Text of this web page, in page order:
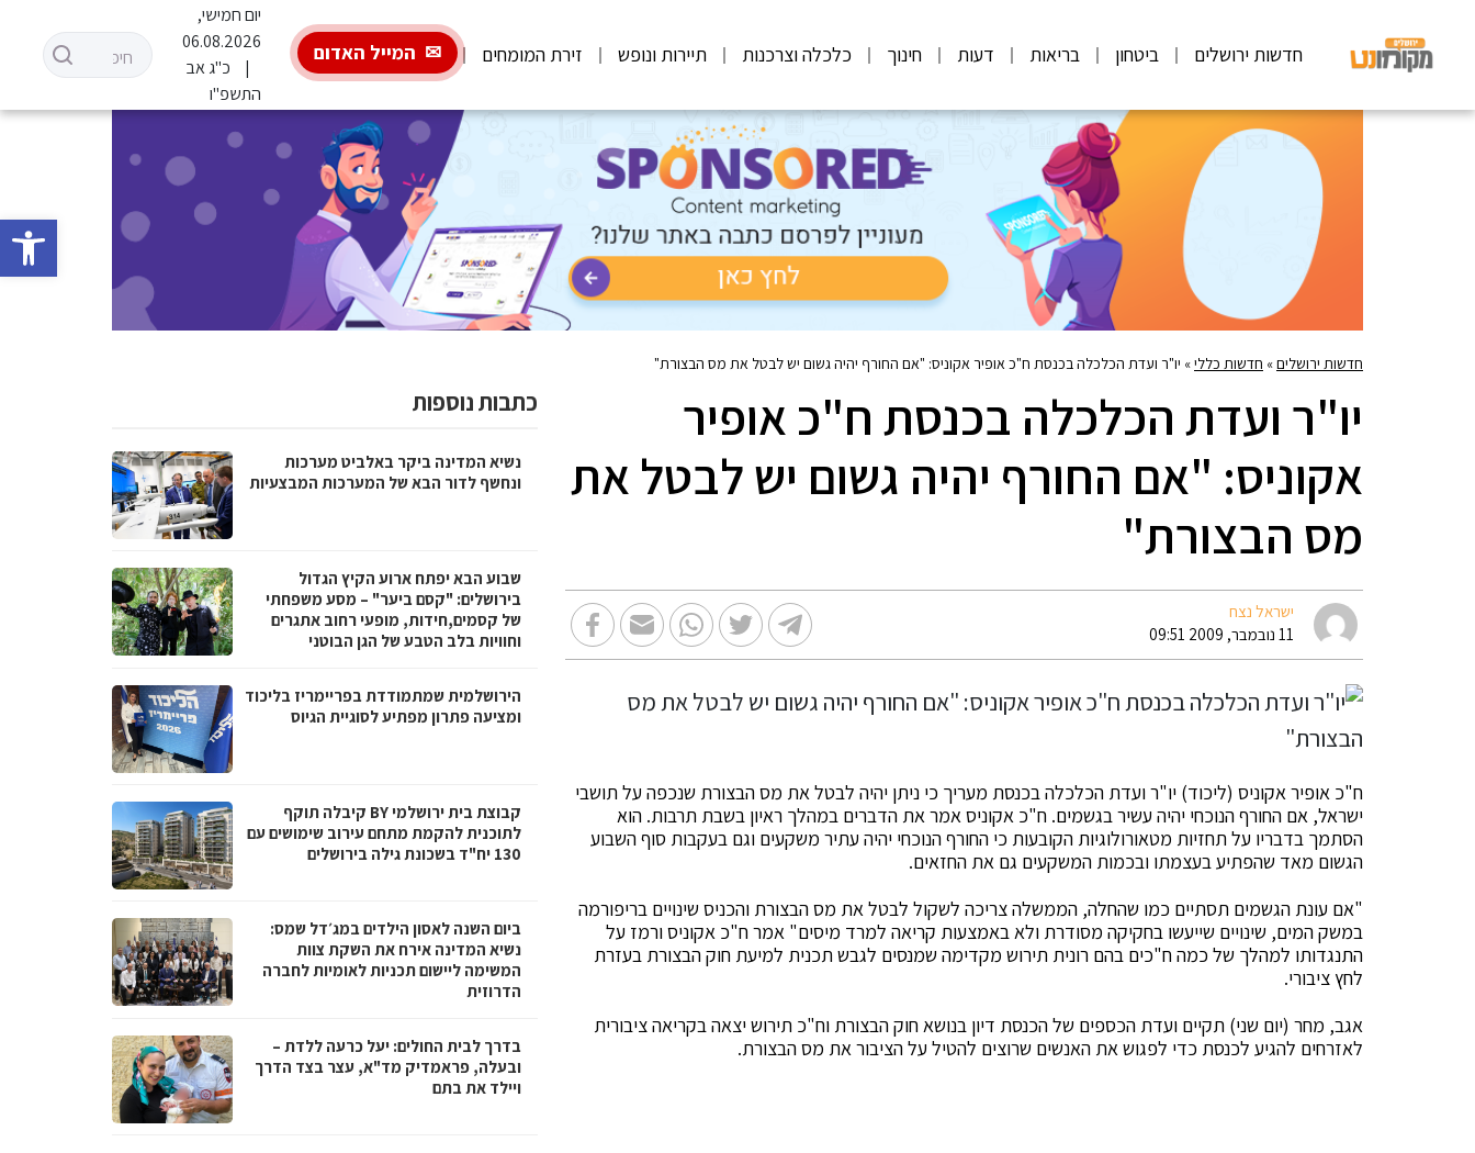
פתח
חדשות ירושלים ביטחון בריאות דעות חינוך כלכלה וצרכנות תיירות ונופש זירת המומחים המייל האדום
יום חמישי,
06.08.2026
כ"ג אב
התשפ"ו
חדשות ירושלים» חדשות כללי» יו"ר ועדת הכלכלה בכנסת ח"כ אופיר אקוניס: "אם החורף יהיה גשום יש לבטל את מס הבצורת"
יו"ר ועדת הכלכלה בכנסת ח"כ אופיר
אקוניס: "אם החורף יהיה גשום יש לבטל את
מס הבצורת"
ישראל נצח
11 נובמבר, 2009 09:51
ח"כ אופיר אקוניס (ליכוד) יו"ר ועדת הכלכלה בכנסת מעריך כי ניתן יהיה לבטל את מס הבצורת שנכפה על תושבי
ישראל, אם החורף הנוכחי יהיה עשיר בגשמים. ח"כ אקוניס אמר את הדברים במהלך ראיון בשבת תרבות. הוא
הסתמך בדבריו על תחזיות מטאורולוגיות הקובעות כי החורף הנוכחי יהיה עתיר משקעים וגם בעקבות סוף השבוע
הגשום מאד שהפתיע בעצמתו ובכמות המשקעים גם את החזאים.
"אם עונת הגשמים תסתיים כמו שהחלה, הממשלה צריכה לשקול לבטל את מס הבצורת והכניס שינויים בריפורמה
במשק המים, שינויים שייעשו בחקיקה מסודרת ולא באמצעות קריאה למרד מיסים" אמר ח"כ אקוניס ורמז על
התנגדותו למהלך של כמה ח"כים בהם רונית תירוש מקדימה שמנסים לגבש תכנית למיעת חוק הבצורת בעזרת
לחץ ציבורי.
אגב, מחר (יום שני) תקיים ועדת הכספים של הכנסת דיון בנושא חוק הבצורת וח"כ תירוש יצאה בקריאה ציבורית
לאזרחים להגיע לכנסת כדי לפגוש את האנשים שרוצים להטיל על הציבור את מס הבצורת.
כתבות נוספות
נשיא המדינה ביקר באלביט מערכות
ונחשף לדור הבא של המערכות המבצעיות
שבוע הבא יפתח ארוע הקיץ הגדול
בירושלים: "קסם ביער" – מסע משפחתי
של קסמים,חידות, מופעי רחוב אתגרים
וחוויות בלב הטבע של הגן הבוטני
הירושלמית שמתמודדת בפריימריז בליכוד
ומציעה פתרון מפתיע לסוגיית הגיוס
קבוצת בית ירושלמי BY קיבלה תוקף
לתוכנית להקמת מתחם עירוב שימושים עם
130 יח"ד בשכונת גילה בירושלים
ביום השנה לאסון הילדים במג׳דל שמס:
נשיא המדינה אירח את השקת צוות
המשימה ליישום תכניות לאומיות לחברה
הדרוזית
בדרך לבית החולים: יעל כרעה ללדת –
ובעלה, פראמדיק מד"א, עצר בצד הדרך
ויילד את בתם